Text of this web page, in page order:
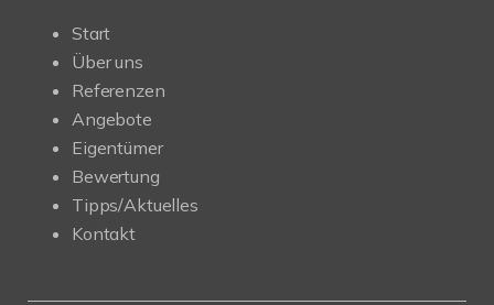
Start
Über uns
Referenzen
Angebote
Eigentümer
Bewertung
Tipps/Aktuelles
Kontakt